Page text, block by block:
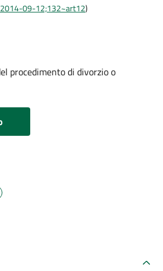
09-12;132~art12)
procedimento di divorzio o